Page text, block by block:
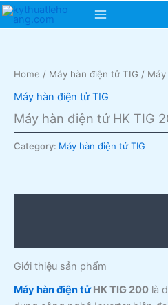
Skip
Main
Home / Máy hàn điện tử TIG /
Máy hàn điện tử TIG
Máy hàn điện tử HK TIG
Category: Máy hàn điện tử TIG
Giới thiệu sản phẩm
Máy hàn điện tửHK TIG 200 là